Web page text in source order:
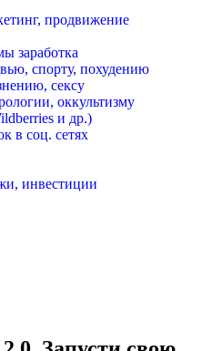
продвижение
заработка
спорту, похудению
сексу
оккультизму
и др.)
в соц. сетях
инвестиции